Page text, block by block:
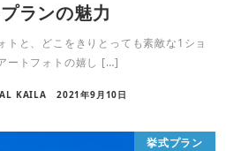
ランの魅力
トと、どこをきりとっても素敵な1ショ
ートフォトの嬉し […]
KAILA 2021年9月10日
挙式プラン